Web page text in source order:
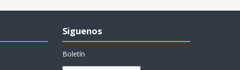
Siguenos
Boletín